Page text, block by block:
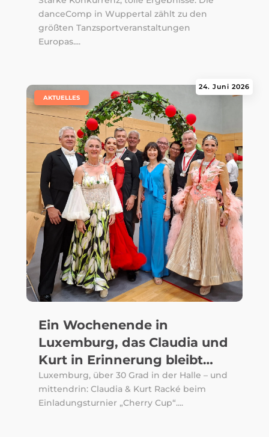
danceComp in Wuppertal zählt zu den
größten Tanzsportveranstaltungen
Europas....
Ein Wochenende in
Luxemburg, das Claudia und
Kurt in Erinnerung bleibt…
24. Juni 2026
AKTUELLES
Luxemburg, über 30 Grad in der Halle – und
mittendrin: Claudia & Kurt Racké beim
Einladungsturnier „Cherry Cup“....